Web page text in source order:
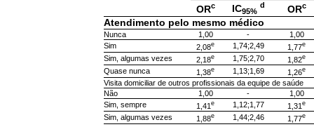
ORc IC95%
d ORc
Atendimento pelo mesmo médico
Nunca 1,00 -
1,00
Sim
2,08e 1,74;2,49 1,77e
Sim, algumas vezes 2,18e 1,75;2,70 1,82e
Quase nunca 1,38e 1,13;1,69 1,26e
Visita domiciliar de outros profissionais da equipe de saúde
Não
1,00 -
1,00
Sim, sempre
1,41e 1,12;1,77 1,31e
Sim, algumas vezes 1,88e 1,44;2,46 1,77e